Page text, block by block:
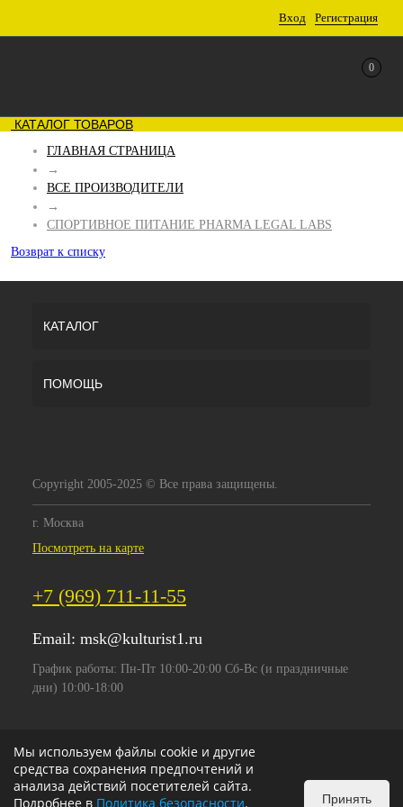
Вход Регистрация
0
КАТАЛОГ ТОВАРОВ
ГЛАВНАЯ СТРАНИЦА
→
ВСЕ ПРОИЗВОДИТЕЛИ
→
СПОРТИВНОЕ ПИТАНИЕ PHARMA LEGAL LABS
Возврат к списку
КАТАЛОГ
ПОМОЩЬ
Copyright 2005-2025 © Все права защищены.
г. Москва
Посмотреть на карте
+7 (969) 711-11-55
Email: msk@kulturist1.ru
График работы: Пн-Пт 10:00-20:00 Сб-Вс (и праздничные
дни) 10:00-18:00
Мы используем файлы cookie и другие
средства сохранения предпочтений и
анализа действий посетителей сайта.
Подробнее в Политика безопасности. Принять